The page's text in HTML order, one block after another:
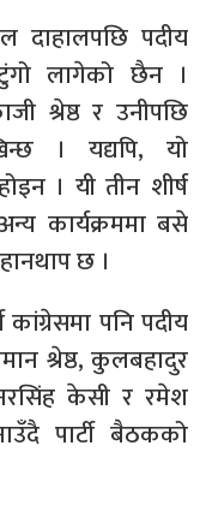
दाहालपछि पदीय
लागेको छैन ।
श्रेष्ठ र उनीपछि
। यद्यपि, यो
। यी तीन शीर्ष
कार्यक्रममा बसे
छ ।
कांग्रेसमा पनि पदीय
श्रेष्ठ, कुलबहादुर
केसी र रमेश
पार्टी बैठकको